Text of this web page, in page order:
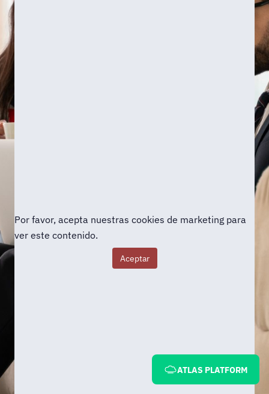
Por favor, acepta nuestras cookies de marketing para
ver este contenido.
Aceptar
ATLAS PLATFORM